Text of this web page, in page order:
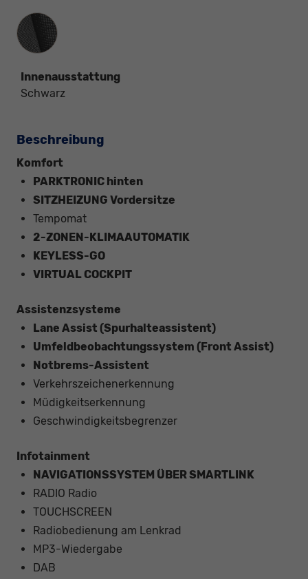
Innenausstattung
Innenausstattung
Schwarz
Beschreibung
Komfort
PARKTRONIC hinten
SITZHEIZUNG Vordersitze
Tempomat
2-ZONEN-KLIMAAUTOMATIK
KEYLESS-GO
VIRTUAL COCKPIT
Assistenzsysteme
Lane Assist (Spurhalteassistent)
Umfeldbeobachtungssystem (Front Assist)
Notbrems-Assistent
Verkehrszeichenerkennung
Müdigkeitserkennung
Geschwindigkeitsbegrenzer
Infotainment
NAVIGATIONSSYSTEM ÜBER SMARTLINK
RADIO Radio
TOUCHSCREEN
Radiobedienung am Lenkrad
MP3-Wiedergabe
DAB